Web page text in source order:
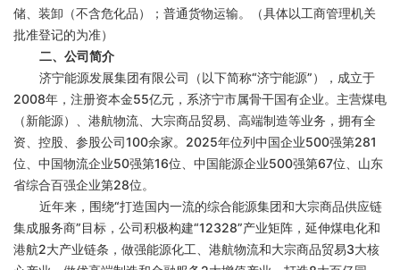
储、装卸（不含危化品）；普通货物运输。（具体以工商管理机关
批准登记的为准）
二、公司简介
济宁能源发展集团有限公司（以下简称“济宁能源”），成立于
2008年，注册资本金55亿元，系济宁市属骨干国有企业。主营煤电
（新能源）、港航物流、大宗商品贸易、高端制造等业务，拥有全
资、控股、参股公司100余家。2025年位列中国企业500强第281
位、中国物流企业50强第16位、中国能源企业500强第67位、山东
省综合百强企业第28位。
近年来，围绕“打造国内一流的综合能源集团和大宗商品供应链
集成服务商”目标，公司积极构建“12328”产业矩阵，延伸煤电化和
港航2大产业链条，做强能源化工、港航物流和大宗商品贸易3大核